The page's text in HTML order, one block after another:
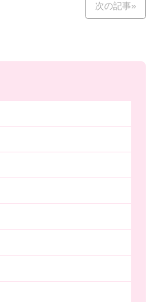
次の記事»